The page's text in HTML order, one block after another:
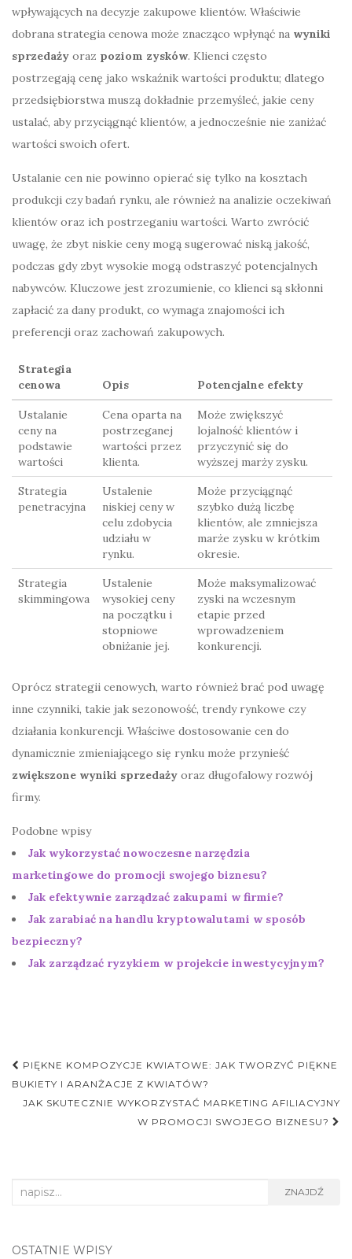
wpływających na decyzje zakupowe klientów. Właściwie
dobrana strategia cenowa może znacząco wpłynąć na wyniki
sprzedaży oraz poziom zysków. Klienci często
postrzegają cenę jako wskaźnik wartości produktu; dlatego
przedsiębiorstwa muszą dokładnie przemyśleć, jakie ceny
ustalać, aby przyciągnąć klientów, a jednocześnie nie zaniżać
wartości swoich ofert.
Ustalanie cen nie powinno opierać się tylko na kosztach
produkcji czy badań rynku, ale również na analizie oczekiwań
klientów oraz ich postrzeganiu wartości. Warto zwrócić
uwagę, że zbyt niskie ceny mogą sugerować niską jakość,
podczas gdy zbyt wysokie mogą odstraszyć potencjalnych
nabywców. Kluczowe jest zrozumienie, co klienci są skłonni
zapłacić za dany produkt, co wymaga znajomości ich
preferencji oraz zachowań zakupowych.
Strategia
cenowa
Opis Potencjalne efekty
Ustalanie
ceny na
podstawie
wartości
Cena oparta na
postrzeganej
wartości przez
klienta.
Może zwiększyć
lojalność klientów i
przyczynić się do
wyższej marży zysku.
Strategia
penetracyjna
Ustalenie
niskiej ceny w
celu zdobycia
udziału w
rynku.
Może przyciągnąć
szybko dużą liczbę
klientów, ale zmniejsza
marże zysku w krótkim
okresie.
Strategia
skimmingowa
Ustalenie
wysokiej ceny
na początku i
stopniowe
obniżanie jej.
Może maksymalizować
zyski na wczesnym
etapie przed
wprowadzeniem
konkurencji.
Oprócz strategii cenowych, warto również brać pod uwagę
inne czynniki, takie jak sezonowość, trendy rynkowe czy
działania konkurencji. Właściwe dostosowanie cen do
dynamicznie zmieniającego się rynku może przynieść
zwiększone wyniki sprzedaży oraz długofalowy rozwój
firmy.
Podobne wpisy
Jak wykorzystać nowoczesne narzędzia
marketingowe do promocji swojego biznesu?
Jak efektywnie zarządzać zakupami w firmie?
Jak zarabiać na handlu kryptowalutami w sposób
bezpieczny?
Jak zarządzać ryzykiem w projekcie inwestycyjnym?
Nawigacja
postu
PIĘKNE KOMPOZYCJE KWIATOWE: JAK TWORZYĆ PIĘKNE
BUKIETY I ARANŻACJE Z KWIATÓW?
JAK SKUTECZNIE WYKORZYSTAĆ MARKETING AFILIACYJNY
W PROMOCJI SWOJEGO BIZNESU?
Search
ZNAJDŹ
OSTATNIE WPISY